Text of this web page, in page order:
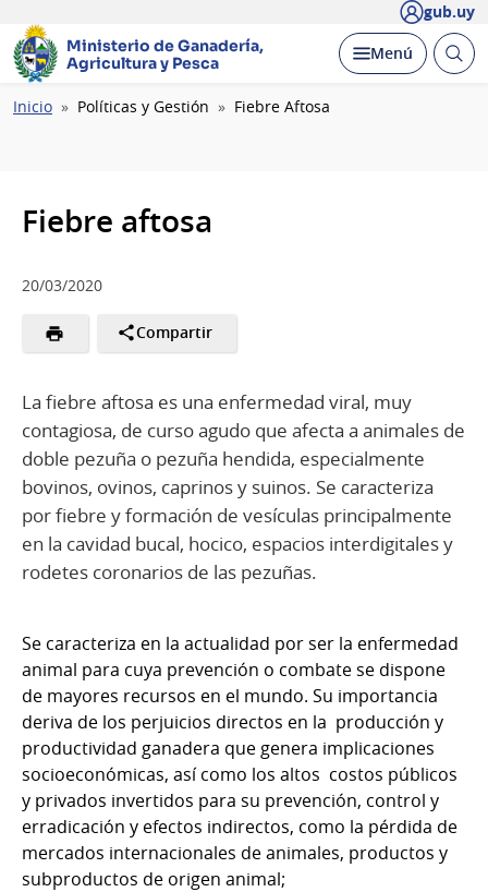
gub.uy
Ministerio de Ganadería,
Agricultura y Pesca
Desplegar
Menú Abrir
Ruta
Inicio Políticas y Gestión Fiebre Aftosa
Fiebre aftosa
20/03/2020
Compartir
La fiebre aftosa es una enfermedad viral, muy
contagiosa, de curso agudo que afecta a animales de
doble pezuña o pezuña hendida, especialmente
bovinos, ovinos, caprinos y suinos. Se caracteriza
por fiebre y formación de vesículas principalmente
en la cavidad bucal, hocico, espacios interdigitales y
rodetes coronarios de las pezuñas.
Se caracteriza en la actualidad por ser la enfermedad
animal para cuya prevención o combate se dispone
de mayores recursos en el mundo. Su importancia
deriva de los perjuicios directos en la producción y
productividad ganadera que genera implicaciones
socioeconómicas, así como los altos costos públicos
y privados invertidos para su prevención, control y
erradicación y efectos indirectos, como la pérdida de
mercados internacionales de animales, productos y
subproductos de origen animal;